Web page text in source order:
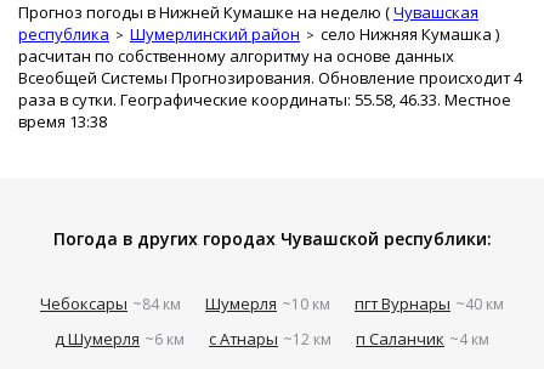
Прогноз погоды в Нижней Кумашке на неделю (Чувашская
республика
Шумерлинский район село Нижняя Кумашка )
расчитан по собственному алгоритму на основе данных
Всеобщей Системы Прогнозирования. Обновление происходит 4
раза в сутки. Географические координаты: 55.58, 46.33. Местное
время 13:38
Погода в других городах Чувашской республики:
Чебоксары ~84 км Шумерля ~10 км пгт Вурнары ~40 км
д Шумерля ~6 км с Атнары ~12 км п Саланчик ~4 км